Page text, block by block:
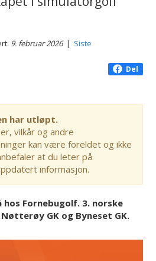
9. februar 2026| Siste
Del
har utløpt.
vilkår og andre
kan være foreldet og ikke
at du leter på
informasjon.
Fornebugolf. 3. norske
GK og Byneset GK.